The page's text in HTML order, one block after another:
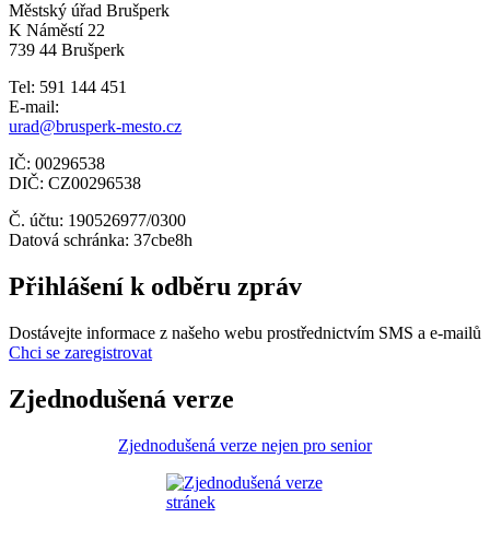
Městský úřad Brušperk
K Náměstí 22
739 44 Brušperk
Tel: 591 144 451
E-mail:
urad@brusperk-mesto.cz
IČ: 00296538
DIČ: CZ00296538
Č. účtu: 190526977/0300
Datová schránka: 37cbe8h
Přihlášení k odběru zpráv
Dostávejte informace z našeho webu prostřednictvím SMS a e-mailů
Chci se zaregistrovat
Zjednodušená verze
Zjednodušená verze nejen pro senior